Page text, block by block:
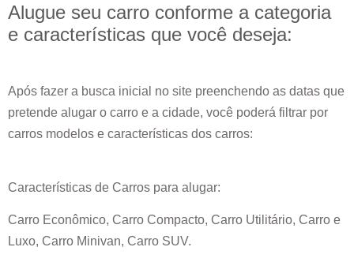
Alugue seu carro conforme a categoria
e características que você deseja:
Após fazer a busca inicial no site preenchendo as datas que
pretende alugar o carro e a cidade, você poderá filtrar por
carros modelos e características dos carros:
Características de Carros para alugar:
Carro Econômico, Carro Compacto, Carro Utilitário, Carro e
Luxo, Carro Minivan, Carro SUV.